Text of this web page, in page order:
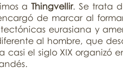
aThingvellir. Se trata
de marcar al
eurasiana y
al hombre, que
casi el siglo XIX organizó